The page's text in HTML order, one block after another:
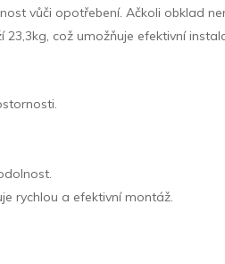
vůči opotřebení. Ačkoli obklad
23,3kg, což umožňuje efektivní
rychlou a efektivní montáž.